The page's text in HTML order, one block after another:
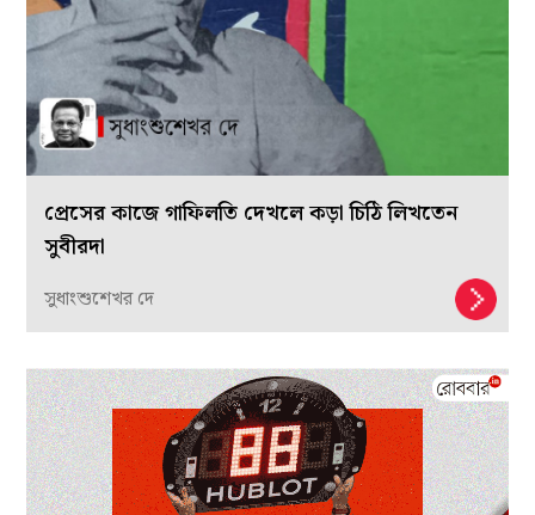
প্রেসের কাজে গাফিলতি দেখলে কড়া চিঠি লিখতেন
সুবীরদা
সুধাংশুশেখর দে